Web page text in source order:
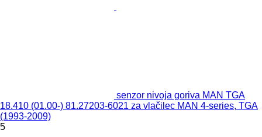
senzor nivoja goriva MAN TGA
18.410 (01.00-) 81.27203-6021 za vlačilec MAN 4-series, TGA
(1993-2009)
5